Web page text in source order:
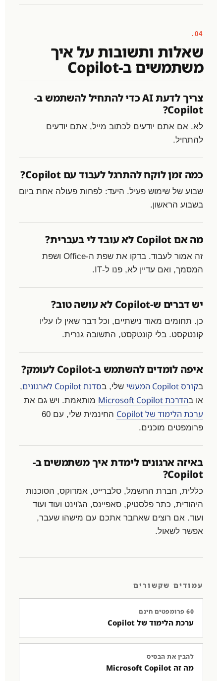
04.
שאלות ותשובות על איך
משתמשים ב-Copilot
צריך לדעת AI כדי להתחיל להשתמש ב-
Copilot?
לא. אם אתם יודעים לכתוב מייל, אתם יודעים
להתחיל.
כמה זמן לוקח להתרגל לעבוד עם Copilot?
שבוע של שימוש פעיל. היעד: לפחות פעולה אחת ביום
בשבוע הראשון.
מה אם Copilot לא עובד לי בעברית?
זה אמור לעבוד. בדקו את שפת ה-Office ושפת
המסמך, ואם עדיין לא, פנו ל-IT.
יש דברים ש-Copilot לא עושה טוב?
כן. תחומים מאוד נישתיים, וכל דבר שאין לו עליו
קונטקסט. בלי קונטקסט, התשובה גנרית.
איפה לומדים להשתמש ב-Copilot לעומק?
בקורס Copilot המעשי שלי, בסדנת Copilot לארגונים
,
או בהדרכת Microsoft Copilot מותאמת. ויש גם את
ערכת הלימוד של Copilot
החינמית שלי, עם 60
פרומפטים מוכנים.
באיזה ארגונים לימדת איך משתמשים ב-
Copilot?
כללית, חברת החשמל, סלברייט, אמדוקס, הסוכנות
היהודית, כתר פלסטיק, סאפיינס, הג'וינט ועוד ועוד
ועוד. אם רוצים שאחבר אתכם עם מישהו שעבר,
אפשר לשאול.
עמודים שקשורים
60 פרומפטים חינם
ערכת הלימוד של Copilot
להבין את הבסיס
מה זה Microsoft Copilot